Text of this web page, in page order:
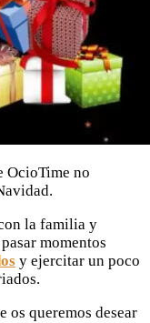
OcioTime no
la familia y
momentos
y ejercitar un poco
os queremos desear